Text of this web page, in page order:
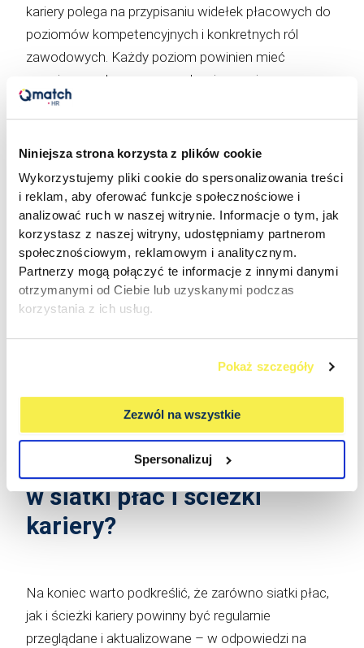
Niniejsza strona korzysta z plików cookie
Wykorzystujemy pliki cookie do spersonalizowania treści
i reklam, aby oferować funkcje społecznościowe i
analizować ruch w naszej witrynie. Informacje o tym, jak
korzystasz z naszej witryny, udostępniamy partnerom
społecznościowym, reklamowym i analitycznym.
Partnerzy mogą połączyć te informacje z innymi danymi
otrzymanymi od Ciebie lub uzyskanymi podczas
korzystania z ich usług.
Pokaż szczegóły
Zezwól na wszystkie
Spersonalizuj
kariery polega na przypisaniu widełek płacowych do
poziomów kompetencyjnych i konkretnych ról
zawodowych. Każdy poziom powinien mieć
przypisany zakres wynagrodzenia oraz jasno
określone kryteria awansu i podwyżki. Dzięki temu
system staje się spójny, przejrzysty i motywujący –
pracownicy dokładnie wiedzą, co muszą osiągnąć,
aby przejść na wyższy poziom i otrzymać wyższe
wynagrodzenie.
Ważnym elementem tego systemu są także
mechanizmy takie jak premie, podwyżki, dodatki
rozwojowe czy benefity powiązane z osiąganiem
kolejnych etapów rozwoju zawodowego. To
Dlaczego warto inwestować
w siatki płac i ścieżki
kariery?
Na koniec warto podkreślić, że zarówno siatki płac,
jak i ścieżki kariery powinny być regularnie
przeglądane i aktualizowane – w odpowiedzi na